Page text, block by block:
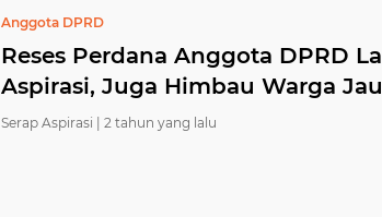
Anggota DPRD
Reses Perdana Anggota DPRD
Aspirasi, Juga Himbau Warga
Serap Aspirasi | 2 tahun yang lalu